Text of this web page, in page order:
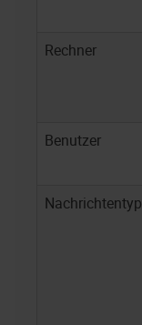
Rechner
Benutzer
Nachrichtentyp